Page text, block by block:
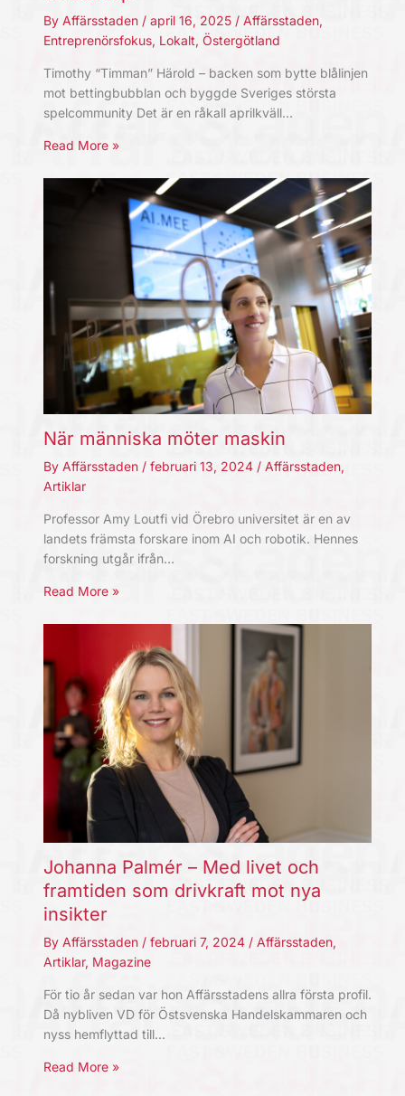
By Affärsstaden / april 16, 2025 / Affärsstaden,
Entreprenörsfokus, Lokalt, Östergötland
Timothy “Timman” Härold – backen som bytte blålinjen
mot bettingbubblan och byggde Sveriges största
spelcommunity Det är en råkall aprilkväll…
Read More »
När människa möter maskin
By Affärsstaden / februari 13, 2024 / Affärsstaden,
Artiklar
Professor Amy Loutfi vid Örebro universitet är en av
landets främsta forskare inom AI och robotik. Hennes
forskning utgår ifrån…
Read More »
Johanna Palmér – Med livet och
framtiden som drivkraft mot nya
insikter
By Affärsstaden / februari 7, 2024 / Affärsstaden,
Artiklar, Magazine
För tio år sedan var hon Affärsstadens allra första profil.
Då nybliven VD för Östsvenska Handelskammaren och
nyss hemflyttad till…
Read More »